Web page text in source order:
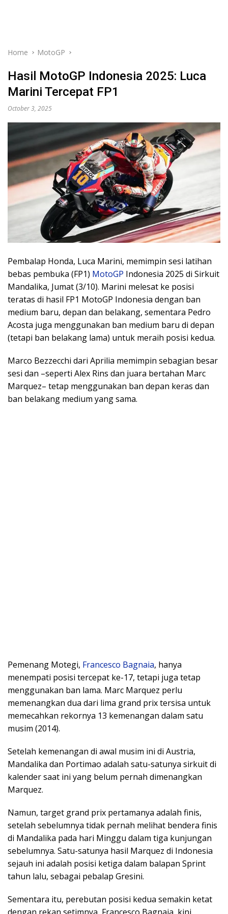
Home MotoGP
Hasil MotoGP Indonesia 2025: Luca
Marini Tercepat FP1
October 3, 2025
Pembalap Honda, Luca Marini, memimpin sesi latihan
bebas pembuka (FP1) MotoGP Indonesia 2025 di Sirkuit
Mandalika, Jumat (3/10). Marini melesat ke posisi
teratas di hasil FP1 MotoGP Indonesia dengan ban
medium baru, depan dan belakang, sementara Pedro
Acosta juga menggunakan ban medium baru di depan
(tetapi ban belakang lama) untuk meraih posisi kedua.
Marco Bezzecchi dari Aprilia memimpin sebagian besar
sesi dan –seperti Alex Rins dan juara bertahan Marc
Marquez– tetap menggunakan ban depan keras dan
ban belakang medium yang sama.
Pemenang Motegi, Francesco Bagnaia, hanya
menempati posisi tercepat ke-17, tetapi juga tetap
menggunakan ban lama. Marc Marquez perlu
memenangkan dua dari lima grand prix tersisa untuk
memecahkan rekornya 13 kemenangan dalam satu
musim (2014).
Setelah kemenangan di awal musim ini di Austria,
Mandalika dan Portimao adalah satu-satunya sirkuit di
kalender saat ini yang belum pernah dimenangkan
Marquez.
Namun, target grand prix pertamanya adalah finis,
setelah sebelumnya tidak pernah melihat bendera finis
di Mandalika pada hari Minggu dalam tiga kunjungan
sebelumnya. Satu-satunya hasil Marquez di Indonesia
sejauh ini adalah posisi ketiga dalam balapan Sprint
tahun lalu, sebagai pebalap Gresini.
Sementara itu, perebutan posisi kedua semakin ketat